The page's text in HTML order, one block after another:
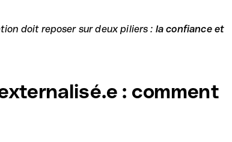
doit reposer sur deux piliers : la confiance et
: comment